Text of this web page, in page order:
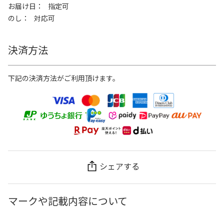
お届け日
指定可
のし
対応可
決済方法
下記の決済方法がご利用頂けます。
シェアする
マークや記載内容について